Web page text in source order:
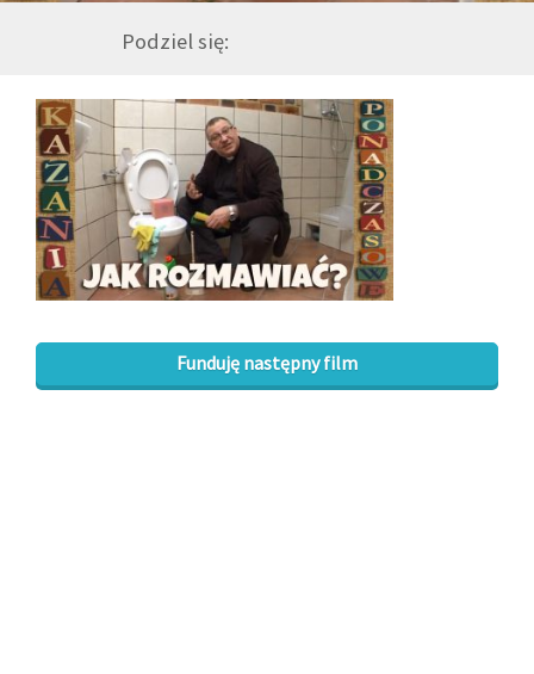
DRUŻYNA
WESPRZYJ NAS
PARTNERZY
NEWSLETTER
Podziel się:
Funduję następny film